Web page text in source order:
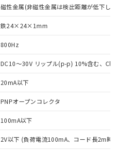
磁性金属(非磁性金属は検出距離が低下しま
鉄24×24×1mm
800Hz
DC10～30V リップル(p-p) 10%含む、
20mA以下
PNPオープンコレクタ
100mA以下
2V以下 (負荷電流100mA、コード長2m時)